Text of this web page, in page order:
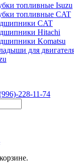
топливные Isuzu
топливные CAT
CAT
Hitachi
Komatsu
для
228-11-74